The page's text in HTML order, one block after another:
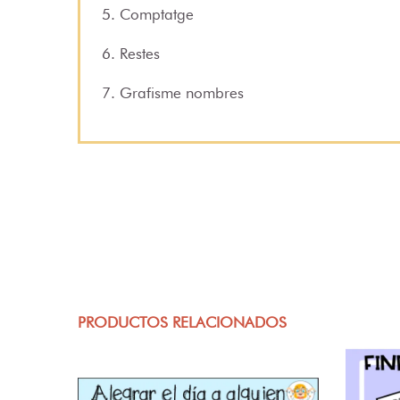
5. Comptatge
6. Restes
7. Grafisme nombres
PRODUCTOS RELACIONADOS